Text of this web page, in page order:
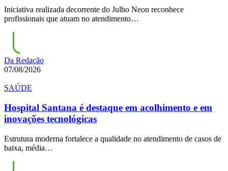
Iniciativa realizada decorrente do Julho Neon reconhece
profissionais que atuam no atendimento…
Da Redação
07/08/2026
SAÚDE
Hospital Santana é destaque em acolhimento e em
inovações tecnológicas
Estrutura moderna fortalece a qualidade no atendimento de casos de
baixa, média…